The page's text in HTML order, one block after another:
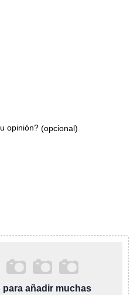
opinión? (opcional)
añadir muchas